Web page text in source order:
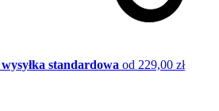
standardowa od 229,00 zł